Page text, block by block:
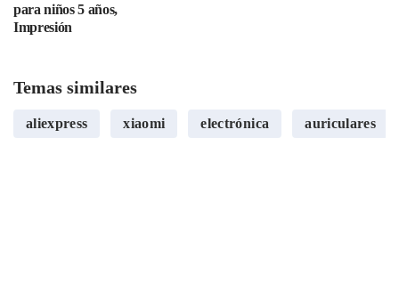
para niños 5 años,
Impresión
Temas similares
aliexpress xiaomi electrónica auriculares